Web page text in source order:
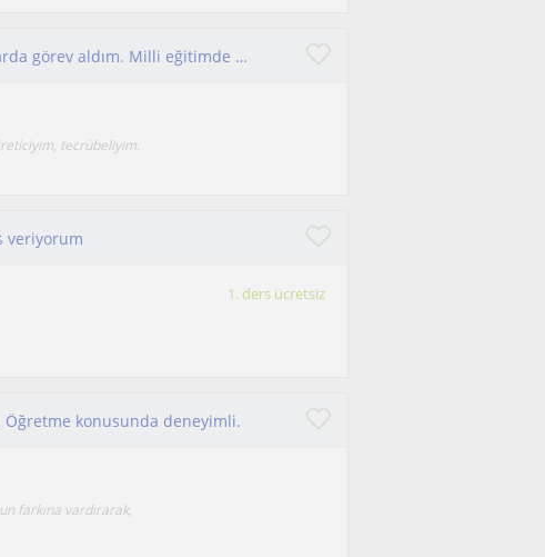
Uzun seneler özel dersler verdim. Kurslarda görev aldım. Milli eğitimde ücretli öğretmenlik yaptım. Tecrübeliyim. Her gruba yöneli
tecrübeliyim.
veriyorum
1. ders ücretsiz
Öğretme konusunda deneyimli.
farkına vardırarak,